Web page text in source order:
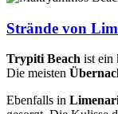
Strände von
Trypiti Beach ist ein
Die meisten
Ebenfalls in